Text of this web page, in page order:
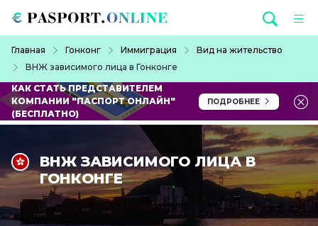
Главная Гонконг Иммиграция
Вид на жительство
ВНЖ зависимого лица в Гонконге
КАК СТАТЬ ПРЕДСТАВИТЕЛЕМ
КОМПАНИИ "ПАСПОРТ ОНЛАЙН"
(БЕСПЛАТНО)
ПОДРОБНЕЕ
ВНЖ ЗАВИСИМОГО ЛИЦА В
ГОНКОНГЕ